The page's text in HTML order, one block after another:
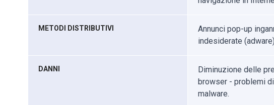
METODI DISTRIBUTIVI
Annunci pop-up
indesiderate
DANNI
Diminuzione delle
browser - problemi
malware.